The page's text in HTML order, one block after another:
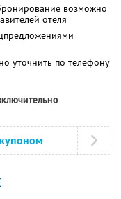
возможно
отеля
уточнить по телефону